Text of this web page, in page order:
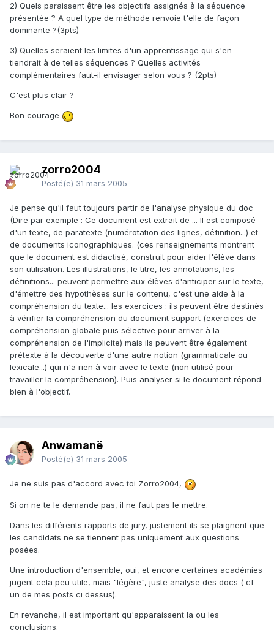
2) Quels paraissent être les objectifs assignés à la séquence
présentée ? A quel type de méthode renvoie t'elle de façon
dominante ?(3pts)
3) Quelles seraient les limites d'un apprentissage qui s'en
tiendrait à de telles séquences ? Quelles activités
complémentaires faut-il envisager selon vous ? (2pts)
C'est plus clair ?
Bon courage
zorro2004
Posté(e) 31 mars 2005
Je pense qu'il faut toujours partir de l'analyse physique du doc
(Dire par exemple : Ce document est extrait de ... Il est composé
d'un texte, de paratexte (numérotation des lignes, définition...) et
de documents iconographiques. (ces renseignements montrent
que le document est didactisé, construit pour aider l'élève dans
son utilisation. Les illustrations, le titre, les annotations, les
définitions... peuvent permettre aux élèves d'anticiper sur le texte,
d'émettre des hypothèses sur le contenu, c'est une aide à la
compréhension du texte... les exercices : ils peuvent être destinés
à vérifier la compréhension du document support (exercices de
compréhension globale puis sélective pour arriver à la
compréhension de l'implicite) mais ils peuvent être également
prétexte à la découverte d'une autre notion (grammaticale ou
lexicale...) qui n'a rien à voir avec le texte (non utilisé pour
travailler la compréhension). Puis analyser si le document répond
bien à l'objectif.
Anwamanë
Posté(e) 31 mars 2005
Je ne suis pas d'accord avec toi Zorro2004,
Si on ne te le demande pas, il ne faut pas le mettre.
Dans les différents rapports de jury, justement ils se plaignent que
les candidats ne se tiennent pas uniquement aux questions
posées.
Une introduction d'ensemble, oui, et encore certaines académies
jugent cela peu utile, mais "légère", juste analyse des docs ( cf
un de mes posts ci dessus).
En revanche, il est important qu'apparaissent la ou les
conclusions.